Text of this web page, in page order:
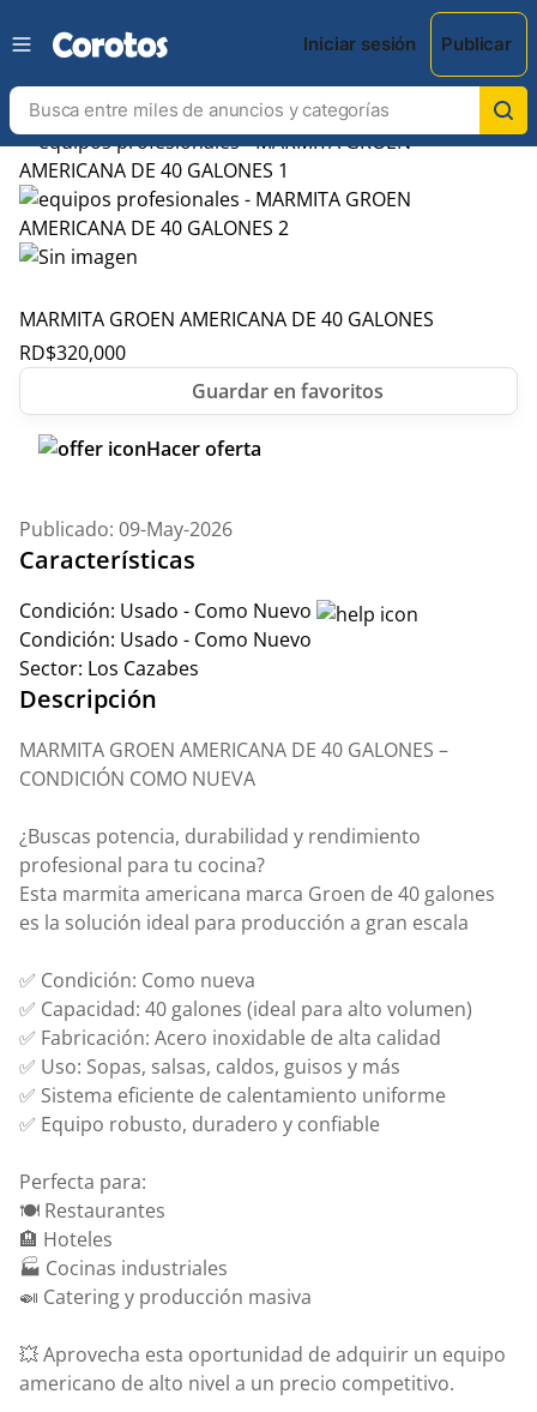
Iniciar sesión Publicar
MARMITA GROEN AMERICANA DE 40 GALONES
RD$320,000
Hacer oferta
Publicado: 09-May-2026
Características
Condición: Usado - Como Nuevo
Condición: Usado - Como Nuevo
Sector: Los Cazabes
Descripción
MARMITA GROEN AMERICANA DE 40 GALONES –
CONDICIÓN COMO NUEVA
¿Buscas potencia, durabilidad y rendimiento
profesional para tu cocina?
Esta marmita americana marca Groen de 40 galones
es la solución ideal para producción a gran escala
✅ Condición: Como nueva
✅ Capacidad: 40 galones (ideal para alto volumen)
✅ Fabricación: Acero inoxidable de alta calidad
✅ Uso: Sopas, salsas, caldos, guisos y más
✅ Sistema eficiente de calentamiento uniforme
✅ Equipo robusto, duradero y confiable
Perfecta para:
🍽️ Restaurantes
🏨 Hoteles
🏭 Cocinas industriales
🍛 Catering y producción masiva
💥 Aprovecha esta oportunidad de adquirir un equipo
americano de alto nivel a un precio competitivo.